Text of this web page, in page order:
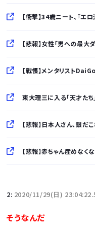
【衝撃】34歳ニート、『エ
【悲報】女性「男への最
【戦慄】メンタリスト
東大理三に入る「天才たち」
【悲報】日本人さん、銀だ
【悲報】赤ちゃん産めなくな
2: 2020/11/29(日)
そうなんだ